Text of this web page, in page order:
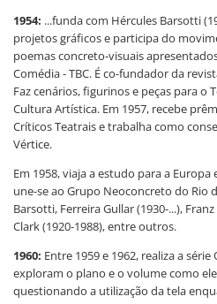
1954: ...funda com Hércules Barsotti
projetos gráficos e participa do
poemas concreto-visuais
Comédia - TBC. É co-fundador da
Faz cenários, figurinos e peças para o
Cultura Artística. Em 1957, recebe
Críticos Teatrais e trabalha como
Vértice.
Em 1958, viaja a estudo para a
une-se ao Grupo Neoconcreto do Rio
Barsotti, Ferreira Gullar (1930-...),
Clark (1920-1988), entre outros.
1960: Entre 1959 e 1962, realiza a
exploram o plano e o volume como
questionando a utilização da tela